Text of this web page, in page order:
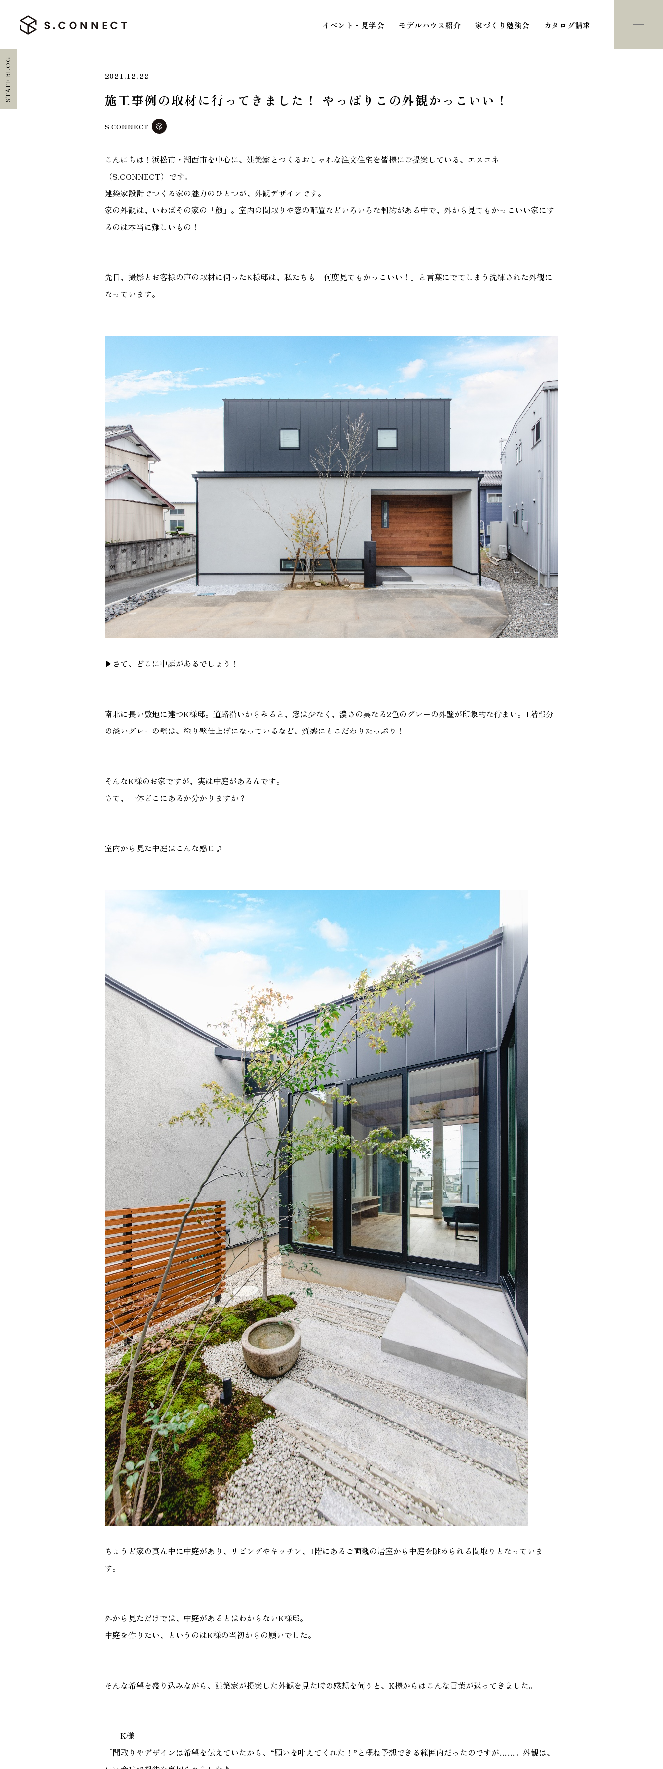
イベント・見学会 モデルハウス紹介 家づくり勉強会 カタログ請求
CONCEPT
エスコネについて
施工実績
COMPANY
ACCESS MAP
アクセスマップ
見学会
STAFF BLOG 2021.12.22
施工事例の取材に行ってきました！ やっぱりこの外観かっこいい！
S.CONNECT
こんにちは！浜松市・湖西市を中心に、建築家とつくるおしゃれな注文住宅を皆様にご提案している、エスコネ
（S.CONNECT）です。
建築家設計でつくる家の魅力のひとつが、外観デザインです。
家の外観は、いわばその家の「顔」。室内の間取りや窓の配置などいろいろな制約がある中で、外から見てもかっこいい家にす
るのは本当に難しいもの！
先日、撮影とお客様の声の取材に伺ったK様邸は、私たちも「何度見てもかっこいい！」と言葉にでてしまう洗練された外観に
なっています。
▶︎さて、どこに中庭があるでしょう！
南北に長い敷地に建つK様邸。道路沿いからみると、窓は少なく、濃さの異なる2色のグレーの外壁が印象的な佇まい。1階部分
の淡いグレーの壁は、塗り壁仕上げになっているなど、質感にもこだわりたっぷり！
そんなK様のお家ですが、実は中庭があるんです。
さて、一体どこにあるか分かりますか？
室内から見た中庭はこんな感じ♪
ちょうど家の真ん中に中庭があり、リビングやキッチン、1階にあるご両親の居室から中庭を眺められる間取りとなっていま
す。
外から見ただけでは、中庭があるとはわからないK様邸。
中庭を作りたい、というのはK様の当初からの願いでした。
そんな希望を盛り込みながら、建築家が提案した外観を見た時の感想を伺うと、K様からはこんな言葉が返ってきました。
――K様
「間取りやデザインは希望を伝えていたから、“願いを叶えてくれた！”と概ね予想できる範囲内だったのですが……。外観は、